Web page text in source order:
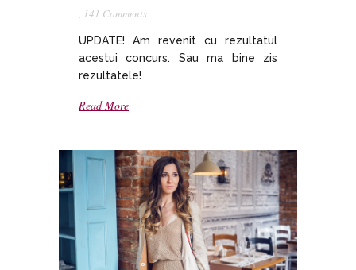
, 141 Comments
UPDATE! Am revenit cu rezultatul
acestui concurs. Sau ma bine zis
rezultatele!
Read More